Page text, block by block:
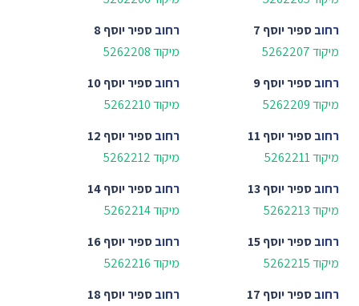
רחובספיר יוסף 7
מיקוד 5262207
רחובספיר יוסף 8
מיקוד 5262208
רחובספיר יוסף 9
מיקוד 5262209
רחובספיר יוסף 10
מיקוד 5262210
רחובספיר יוסף 11
מיקוד 5262211
רחובספיר יוסף 12
מיקוד 5262212
רחובספיר יוסף 13
מיקוד 5262213
רחובספיר יוסף 14
מיקוד 5262214
רחובספיר יוסף 15
מיקוד 5262215
רחובספיר יוסף 16
מיקוד 5262216
רחובספיר יוסף 17
רחובספיר יוסף 18